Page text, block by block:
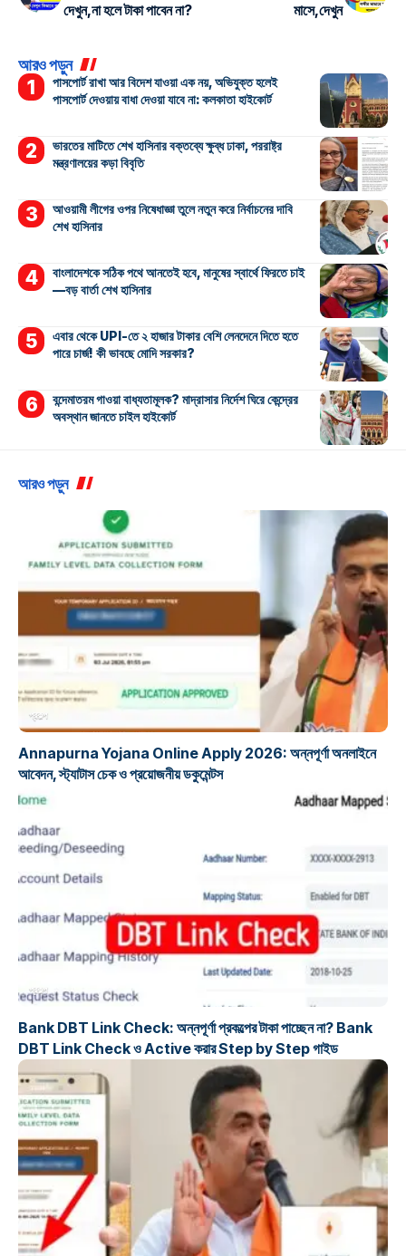
দেখুন,না হলে টাকা পাবেন না?
মাসে,দেখুন
আরও পড়ুন
পাসপোর্ট রাখা আর বিদেশ যাওয়া এক নয়, অভিযুক্ত হলেই
পাসপোর্ট দেওয়ায় বাধা দেওয়া যাবে না: কলকাতা হাইকোর্ট
ভারতের মাটিতে শেখ হাসিনার বক্তব্যে ক্ষুব্ধ ঢাকা, পররাষ্ট্র
মন্ত্রণালয়ের কড়া বিবৃতি
আওয়ামী লীগের ওপর নিষেধাজ্ঞা তুলে নতুন করে নির্বাচনের দাবি
শেখ হাসিনার
বাংলাদেশকে সঠিক পথে আনতেই হবে, মানুষের স্বার্থে ফিরতে চাই
—বড় বার্তা শেখ হাসিনার
এবার থেকে UPI-তে ২ হাজার টাকার বেশি লেনদেনে দিতে হতে
পারে চার্জ! কী ভাবছে মোদি সরকার?
বন্দেমাতরম গাওয়া বাধ্যতামূলক? মাদ্রাসার নির্দেশ ঘিরে কেন্দ্রের
অবস্থান জানতে চাইল হাইকোর্ট
আরও পড়ুন
প্রকল্প
Annapurna Yojana Online Apply 2026: অন্নপূর্ণা অনলাইনে
আবেদন, স্ট্যাটাস চেক ও প্রয়োজনীয় ডকুমেন্টস
প্রকল্প
Bank DBT Link Check: অন্নপূর্ণা প্রকল্পের টাকা পাচ্ছেন না? Bank
DBT Link Check ও Active করার Step by Step গাইড